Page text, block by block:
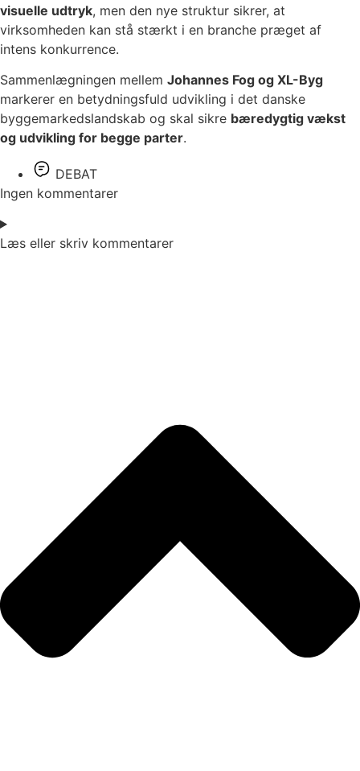
visuelle udtryk, men den nye struktur sikrer, at
virksomheden kan stå stærkt i en branche præget af
intens konkurrence.
Sammenlægningen mellem Johannes Fog og XL-Byg
markerer en betydningsfuld udvikling i det danske
byggemarkedslandskab og skal sikre bæredygtig vækst
og udvikling for begge parter.
DEBAT
Ingen kommentarer
Læs eller skriv kommentarer